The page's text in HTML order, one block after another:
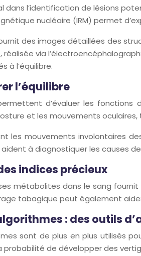
dans l’identification de lésions
nucléaire (IRM) permet
des images détaillées des
réalisée via
à l’équilibre.
l’équilibre
d’évaluer les
et les mouvements
les mouvements involontaires
à diagnostiquer les causes
indices précieux
métabolites dans le sang
tabagique peut également
: des outils
sont de plus en plus utilisés
de développer des